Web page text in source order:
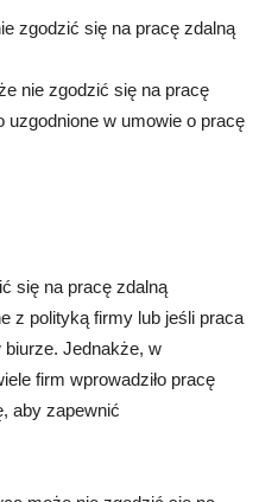
zgodzić się na pracę zdalną
nie zgodzić się na pracę
uzgodnione w umowie o pracę
się na pracę zdalną
z polityką firmy lub jeśli praca
Jednakże, w
firm wprowadziło pracę
aby zapewnić